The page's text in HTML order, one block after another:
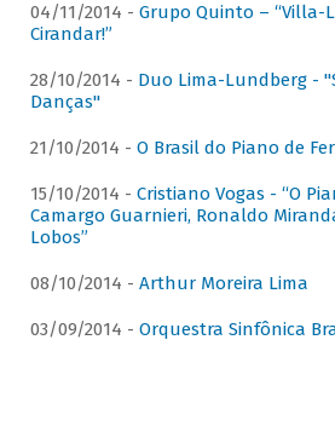
04/11/2014 - Grupo Quinto – “Villa-
Cirandar!”
28/10/2014 - Duo Lima-Lundberg -
Danças"
21/10/2014 - O Brasil do Piano de
15/10/2014 - Cristiano Vogas - “O
Camargo Guarnieri, Ronaldo
Lobos”
08/10/2014 - Arthur Moreira Lima
03/09/2014 - Orquestra Sinfônica